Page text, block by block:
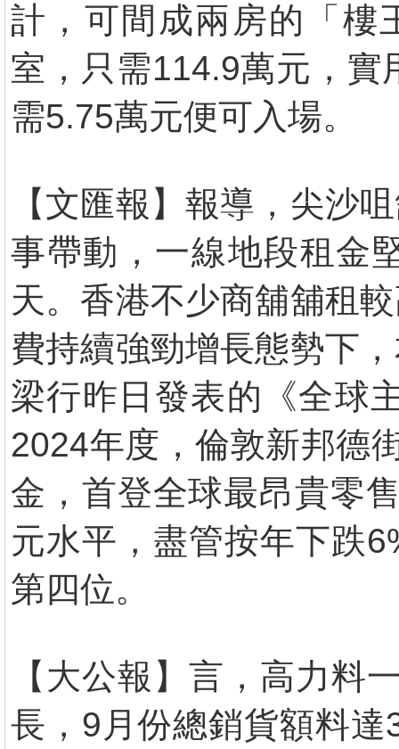
計，可間成兩房的「樓
室，只需114.9萬元，實
需5.75萬元便可入場。
【文匯報】報導，尖沙
事帶動，一線地段租金
天。香港不少商舖舖租
費持續強勁增長態勢下
梁行昨日發表的《全球
2024年度，倫敦新邦德
金，首登全球最昂貴零
元水平，盡管按年下跌
第四位。
【大公報】言，高力料
長，9月份總銷貨額料